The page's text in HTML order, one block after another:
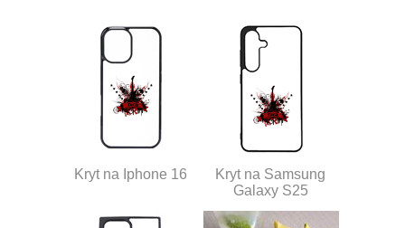
Kryt na Iphone 16
Kryt na Samsung
Galaxy S25